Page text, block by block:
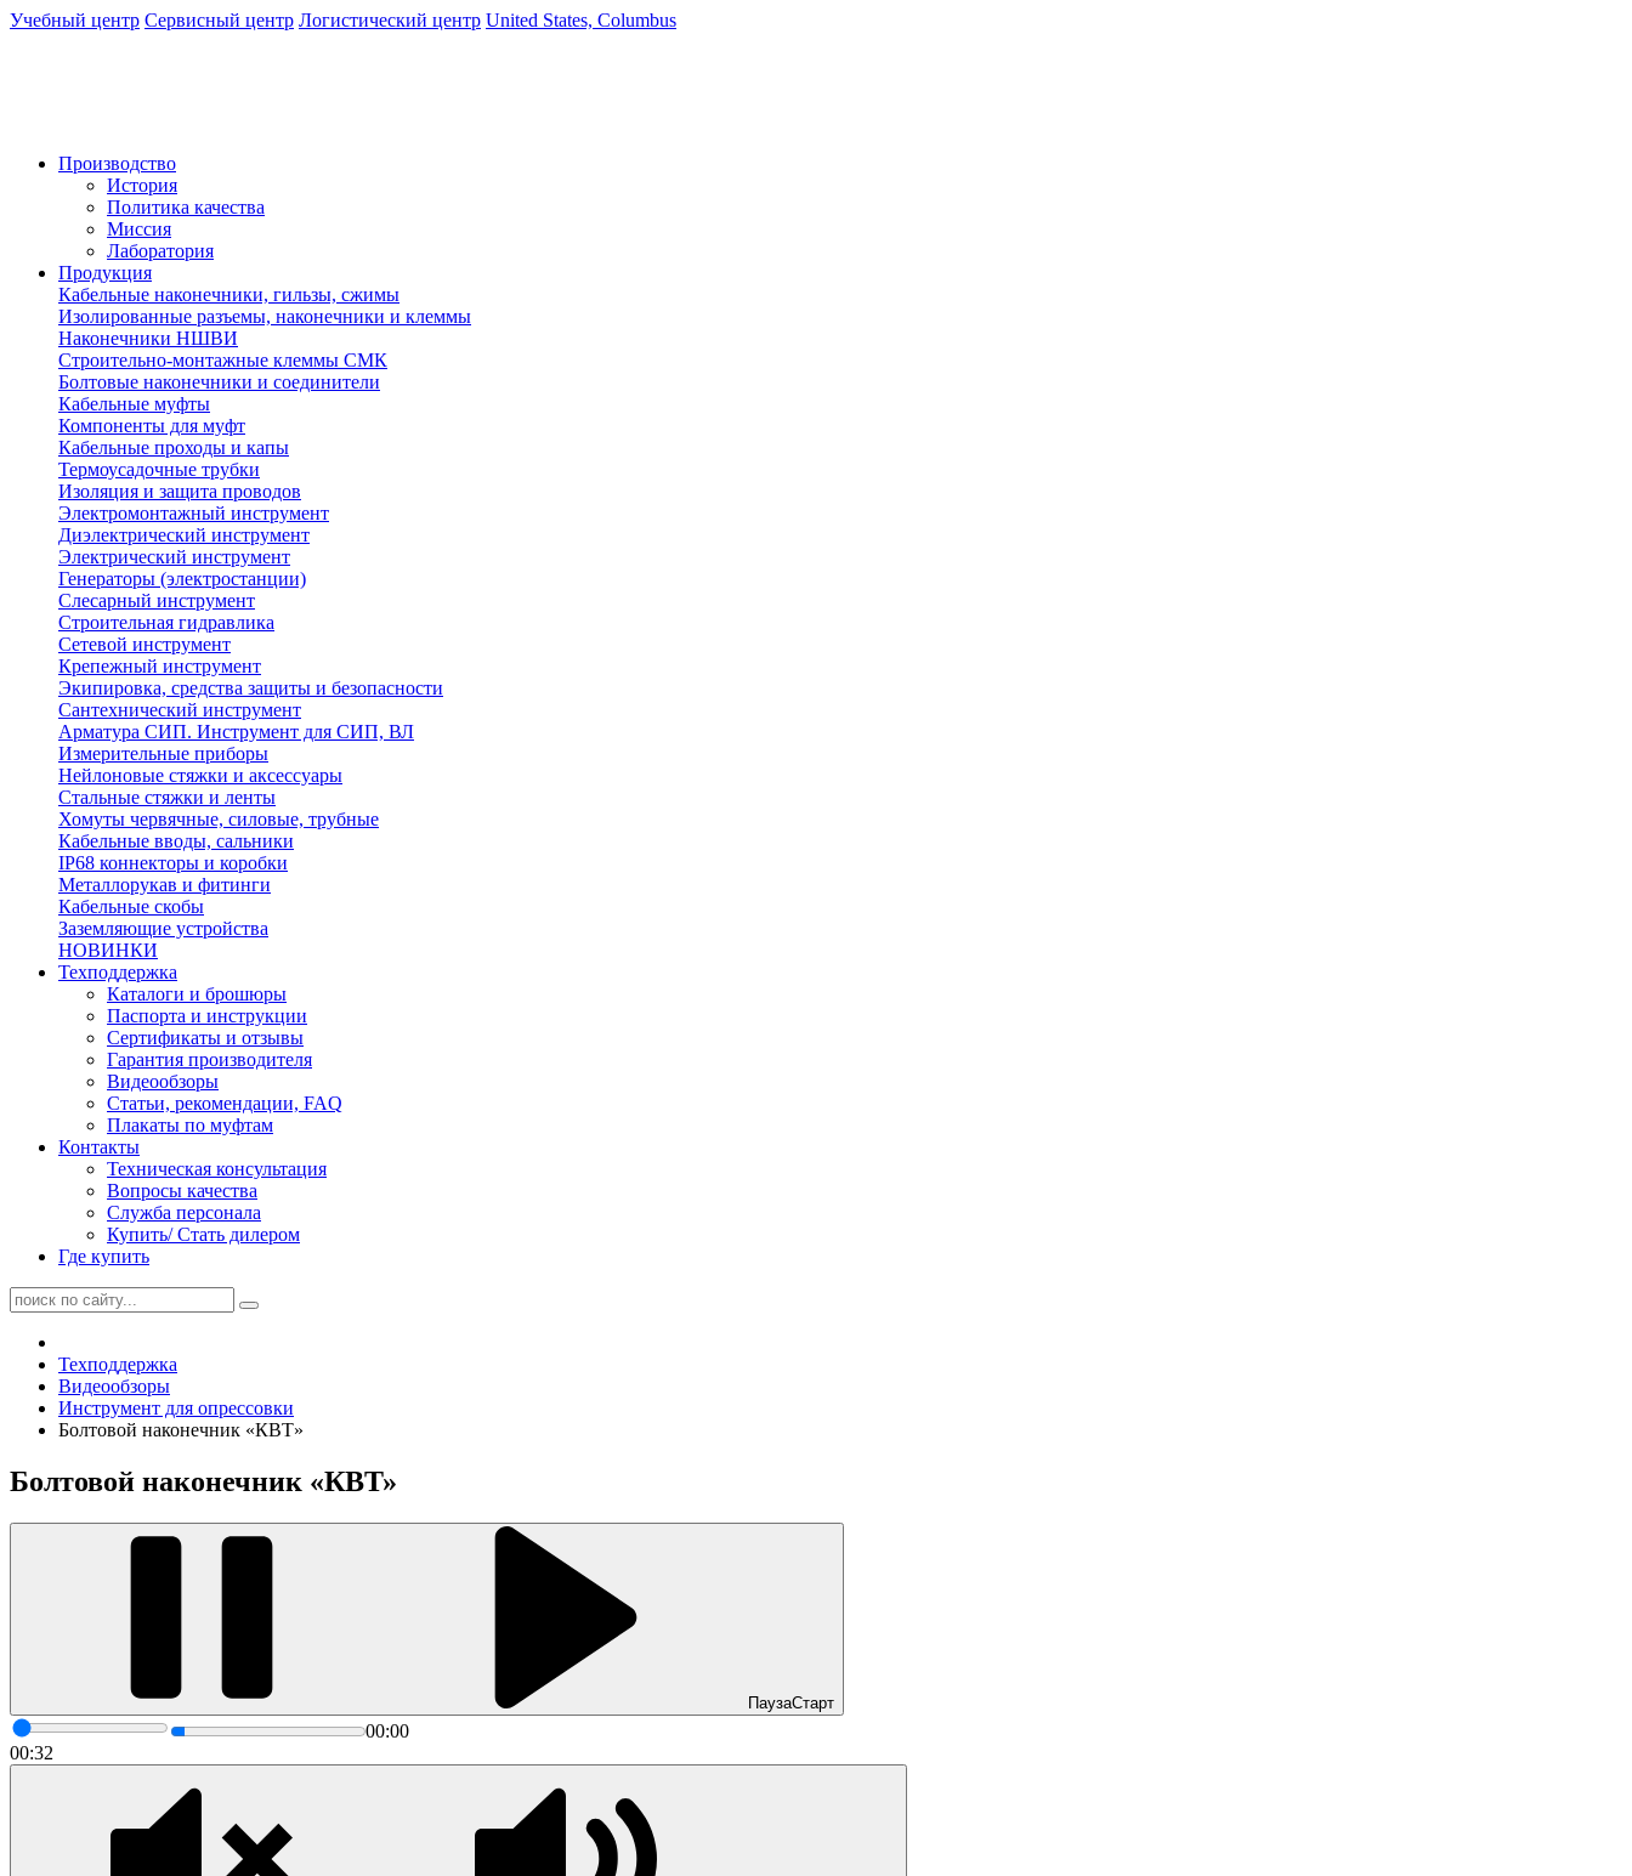
Учебный центр Сервисный центр Логистический центр United States, Columbus
Производство
История
Политика качества
Миссия
Лаборатория
Продукция
Кабельные наконечники, гильзы, сжимы
Изолированные разъемы, наконечники и клеммы
Наконечники НШВИ
Строительно-монтажные клеммы СМК
Болтовые наконечники и соединители
Кабельные муфты
Компоненты для муфт
Кабельные проходы и капы
Термоусадочные трубки
Изоляция и защита проводов
Электромонтажный инструмент
Диэлектрический инструмент
Электрический инструмент
Генераторы (электростанции)
Слесарный инструмент
Строительная гидравлика
Сетевой инструмент
Крепежный инструмент
Экипировка, средства защиты и безопасности
Сантехнический инструмент
Арматура СИП. Инструмент для СИП, ВЛ
Измерительные приборы
Нейлоновые стяжки и аксессуары
Стальные стяжки и ленты
Хомуты червячные, силовые, трубные
Кабельные вводы, сальники
IP68 коннекторы и коробки
Металлорукав и фитинги
Кабельные скобы
Заземляющие устройства
НОВИНКИ
Техподдержка
Каталоги и брошюры
Паспорта и инструкции
Сертификаты и отзывы
Гарантия производителя
Видеообзоры
Статьи, рекомендации, FAQ
Плакаты по муфтам
Контакты
Техническая консультация
Вопросы качества
Служба персонала
Купить/ Стать дилером
Где купить
Техподдержка
Видеообзоры
Инструмент для опрессовки
Болтовой наконечник «КВТ»
Болтовой наконечник «КВТ»
ПаузаСтарт
00:00
00:32